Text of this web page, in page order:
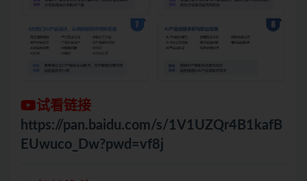
试看链接
https://pan.baidu.com/s/1V1UZQr4B1kafB
EUwuco_Dw?pwd=vf8j